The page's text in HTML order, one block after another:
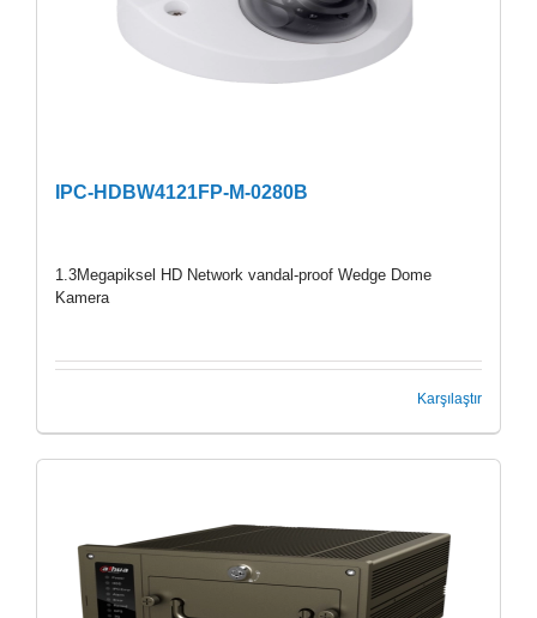
IPC-HDBW4121FP-M-0280B
1.3Megapiksel HD Network vandal-proof Wedge Dome
Kamera
Karşılaştır